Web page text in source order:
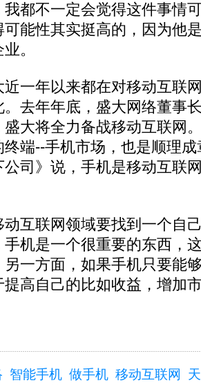
都不一定会觉得这件事情
能性其实挺高的，因为他
。
年以来都在对移动互联
去年年底，盛大网络董事
大将全力备战移动互联网
终端--手机市场，也是顺理
司》说，手机是移动互联
联网领域要找到一个自
机是一个很重要的东西，
一方面，如果手机只要能
高自己的比如收益，增加
智能手机 做手机 移动互联网